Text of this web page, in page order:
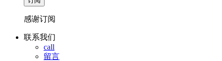
感谢订阅
联系我们
call
留言